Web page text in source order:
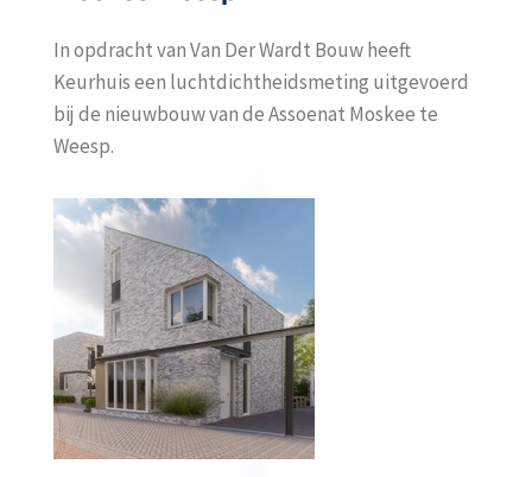
In opdracht van Van Der Wardt Bouw heeft
Keurhuis een luchtdichtheidsmeting uitgevoerd
bij de nieuwbouw van de Assoenat Moskee te
Weesp.